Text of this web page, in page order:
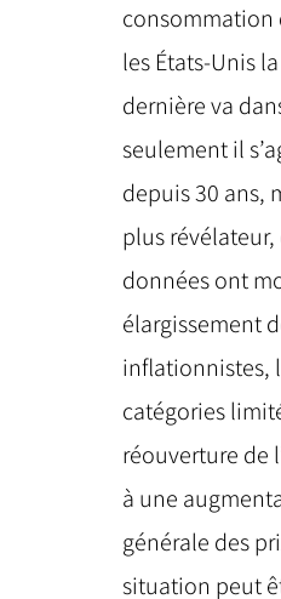
consommation
les États-Unis
dernière va
seulement il
depuis 30 ans,
plus révélateur,
données ont
élargissement
inflationnistes,
catégories
réouverture de
à une
générale des
situation peut